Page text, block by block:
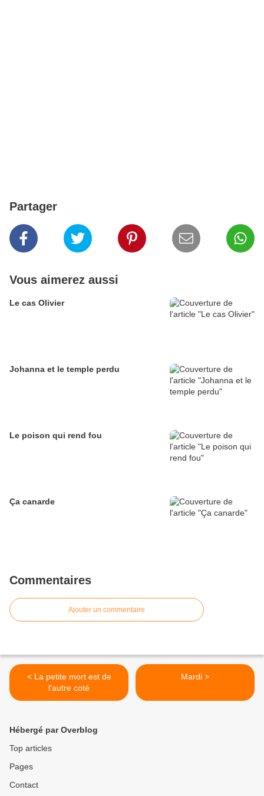
Partager
Vous aimerez aussi
Le cas Olivier
Johanna et le temple perdu
Le poison qui rend fou
Ça canarde
Commentaires
Ajouter un commentaire
< La petite mort est de
l'autre coté
Mardi >
Hébergé par Overblog
Top articles
Pages
Contact